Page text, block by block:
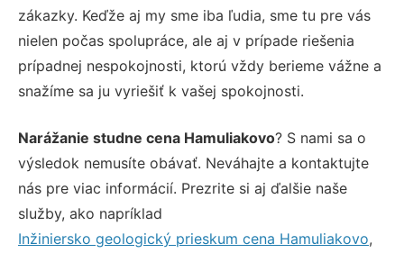
zákazky. Keďže aj my sme iba ľudia, sme tu pre vás
nielen počas spolupráce, ale aj v prípade riešenia
prípadnej nespokojnosti, ktorú vždy berieme vážne a
snažíme sa ju vyriešiť k vašej spokojnosti.
Narážanie studne cena Hamuliakovo? S nami sa o
výsledok nemusíte obávať. Neváhajte a kontaktujte
nás pre viac informácií. Prezrite si aj ďalšie naše
služby, ako napríklad
Inžiniersko geologický prieskum cena Hamuliakovo,